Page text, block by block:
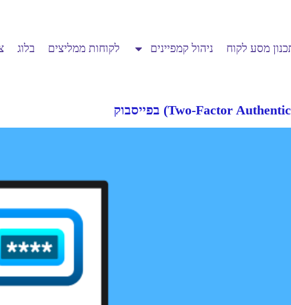
מסע לקוח ניהול קמפיינים לקוחות ממליצים בלוג